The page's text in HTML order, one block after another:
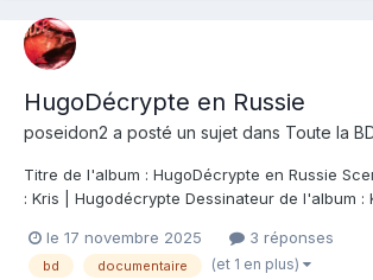
HugoDécrypte en Russie
poseidon2 a posté un sujet dans Toute la
Titre de l'album : HugoDécrypte en Russie
: Kris | Hugodécrypte Dessinateur de l'album :
editions Note : Résumé de l'album : Pour la
HugoDécrypte raconte en BD un...
le 17 novembre 2025 3 réponses
bd documentaire (et 1 en plus)